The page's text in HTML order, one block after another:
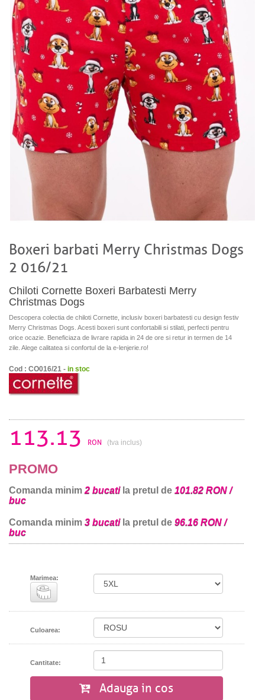
Boxeri barbati Merry Christmas Dogs
2 016/21
Chiloti Cornette Boxeri Barbatesti Merry
Christmas Dogs
Descopera colectia de chiloti Cornette, inclusiv boxeri barbatesti cu design festiv
Merry Christmas Dogs. Acesti boxeri sunt confortabili si stilati, perfecti pentru
orice ocazie. Beneficiaza de livrare rapida in 24 de ore si retur in termen de 14
zile. Alege calitatea si confortul de la e-lenjerie.ro!
Cod : CO016/21 - in stoc
113.13 RON (tva inclus)
PROMO
Comanda minim 2 bucatila pretul de 101.82 RON /
buc
Comanda minim 3 bucatila pretul de 96.16 RON /
buc
Marimea:
Culoarea:
Cantitate:
Adauga in cos